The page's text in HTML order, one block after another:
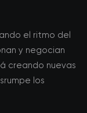
el ritmo del
y negocian
creando nuevas
los